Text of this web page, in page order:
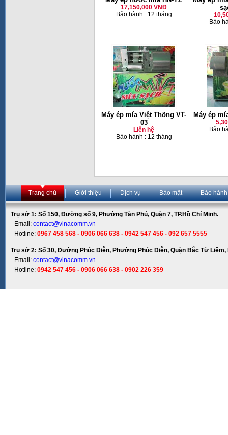
17,150,000 VNĐ
Bảo hành : 12 tháng
Bảo
Máy ép mía Việt Thống VT-
03
Liên hệ
Bảo hành : 12 tháng
Máy ép
Bảo
Trang chủ Giới thiệu Dịch vụ Bảo mật Bảo hành
Trụ sở 1: Số 150, Đường số 9, Phường Tân Phú, Quận 7, TP.Hồ Chí Minh.
- Email: contact@vinacomm.vn
- Hotline: 0967 458 568 - 0906 066 638 - 0942 547 456 - 092 657 5555
Trụ sở 2: Số 30, Đường Phúc Diễn, Phường Phúc Diễn, Quận Bắc Từ Liêm,
- Email: contact@vinacomm.vn
- Hotline: 0942 547 456 - 0906 066 638 - 0902 226 359